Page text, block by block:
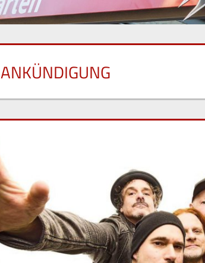
ANKÜNDIGUNG